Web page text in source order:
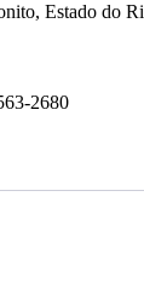
Estado do
2680